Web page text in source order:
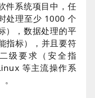
件系统项目中，任
处理至少 1000 个
），数据处理的平
指标），并且要符
级要求（安全指
等主流操作系